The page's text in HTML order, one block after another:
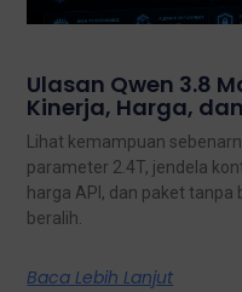
Ulasan Qwen 3.8
Kinerja, Harga,
Lihat kemampuan
parameter 2.4T, jendela
harga API, dan paket
beralih.
Baca Lebih Lanjut